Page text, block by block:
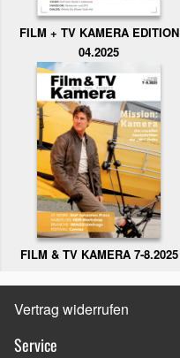
FILM + TV KAMERA EDITION
04.2025
FILM & TV KAMERA 7-8.2025
Vertrag widerrufen
Service